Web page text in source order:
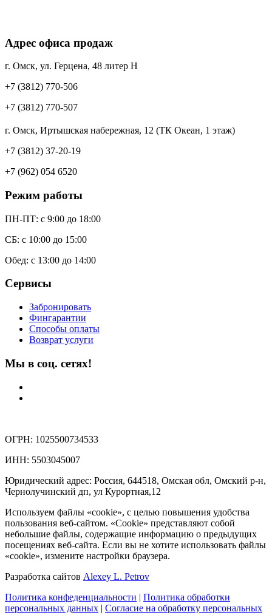
Адрес офиса продаж
г. Омск, ул. Герцена, 48 литер Н
+7 (3812) 770-506
+7 (3812) 770-507
г. Омск, Иртышская набережная, 12 (ТК Океан, 1 этаж)
+7 (3812) 37-20-19
+7 (962) 054 6520
Режим работы
ПН-ПТ: c 9:00 до 18:00
СБ: с 10:00 до 15:00
Обед: с 13:00 до 14:00
Сервисы
Забронировать
Фингарантии
Способы оплаты
Возврат услуги
Мы в соц. сетях!
ОГРН: 1025500734533
ИНН: 5503045007
Юридический адрес: Россия, 644518, Омская обл, Омский р-н,
Чернолучинский дп, ул Курортная,12
Используем файлы «cookie», с целью повышения удобства
пользования веб-сайтом. «Cookie» представляют собой
небольшие файлы, содержащие информацию о предыдущих
посещениях веб-сайта. Если вы не хотите использовать файлы
«cookie», измените настройки браузера.
Разработка сайтов Alexey L. Petrov
Политика конфеденциальности | Политика обработки
персональных данных | Согласие на обработку персональных